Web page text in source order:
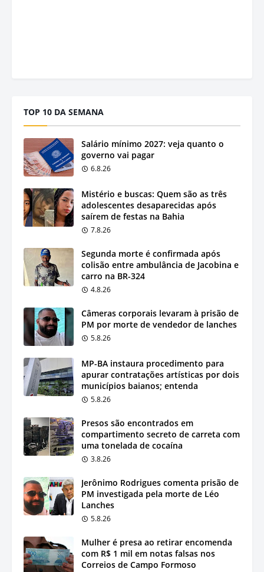
TOP 10 DA SEMANA
Salário mínimo 2027: veja quanto o
governo vai pagar
6.8.26
Mistério e buscas: Quem são as três
adolescentes desaparecidas após
saírem de festas na Bahia
7.8.26
Segunda morte é confirmada após
colisão entre ambulância de Jacobina e
carro na BR-324
4.8.26
Câmeras corporais levaram à prisão de
PM por morte de vendedor de lanches
5.8.26
MP-BA instaura procedimento para
apurar contratações artísticas por dois
municípios baianos; entenda
5.8.26
Presos são encontrados em
compartimento secreto de carreta com
uma tonelada de cocaína
3.8.26
Jerônimo Rodrigues comenta prisão de
PM investigada pela morte de Léo
Lanches
5.8.26
Mulher é presa ao retirar encomenda
com R$ 1 mil em notas falsas nos
Correios de Campo Formoso